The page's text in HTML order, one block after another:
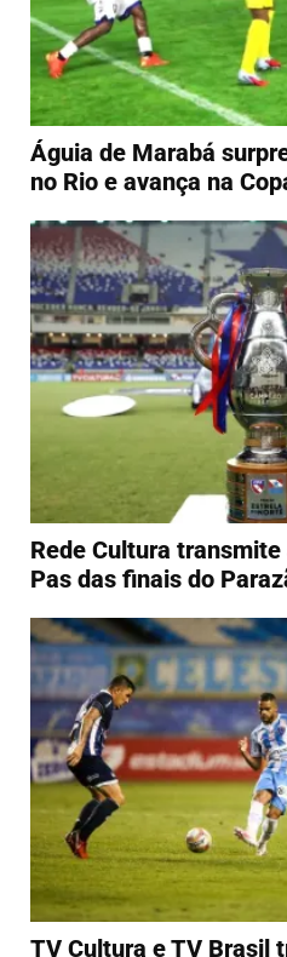
Águia de Marabá
no Rio e avança na
Rede Cultura
Pas das finais do
TV Cultura e TV Brasil